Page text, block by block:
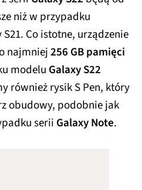
niż w przypadku
Co istotne, urządzenie
najmniej256 GB pamięci
modelu Galaxy S22
również rysik S Pen, który
obudowy, podobnie jak
serii Galaxy Note.